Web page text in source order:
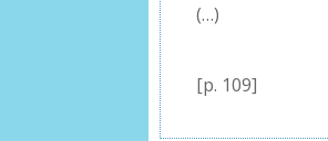
(…)
[p. 109]